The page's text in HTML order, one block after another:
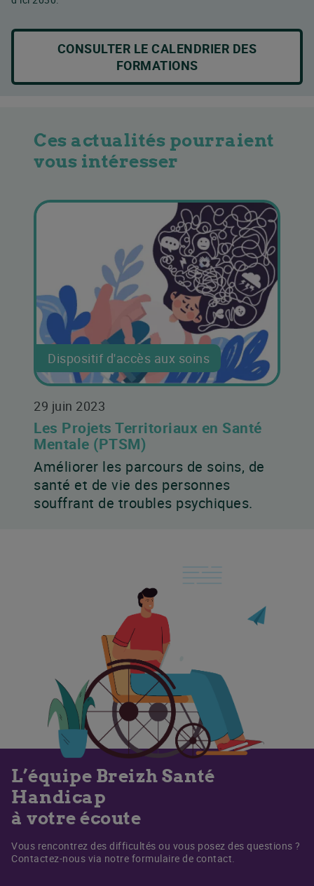
CONSULTER LE CALENDRIER DES
FORMATIONS
Ces actualités pourraient
vous intéresser
Dispositif d'accès aux soins
29 juin 2023
Les Projets Territoriaux en Santé
Mentale (PTSM)
Améliorer les parcours de soins, de
santé et de vie des personnes
souffrant de troubles psychiques.
L’équipe Breizh Santé
Handicap
à votre écoute
Vous rencontrez des difficultés ou vous posez des questions ?
Contactez-nous via notre formulaire de contact.